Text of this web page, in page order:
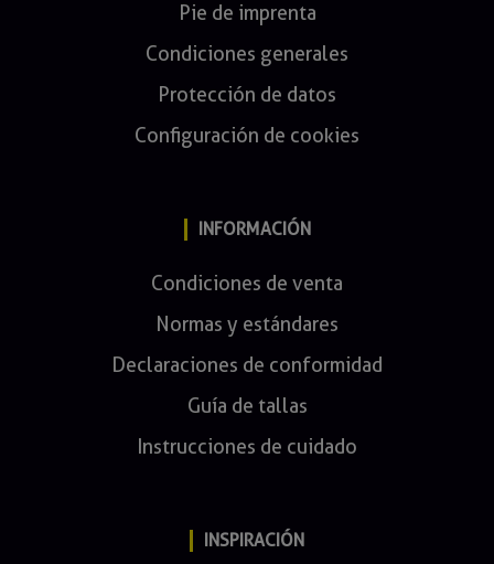
Pie de imprenta
Condiciones generales
Protección de datos
Configuración de cookies
INFORMACIÓN
Condiciones de venta
Normas y estándares
Declaraciones de conformidad
Guía de tallas
Instrucciones de cuidado
INSPIRACIÓN